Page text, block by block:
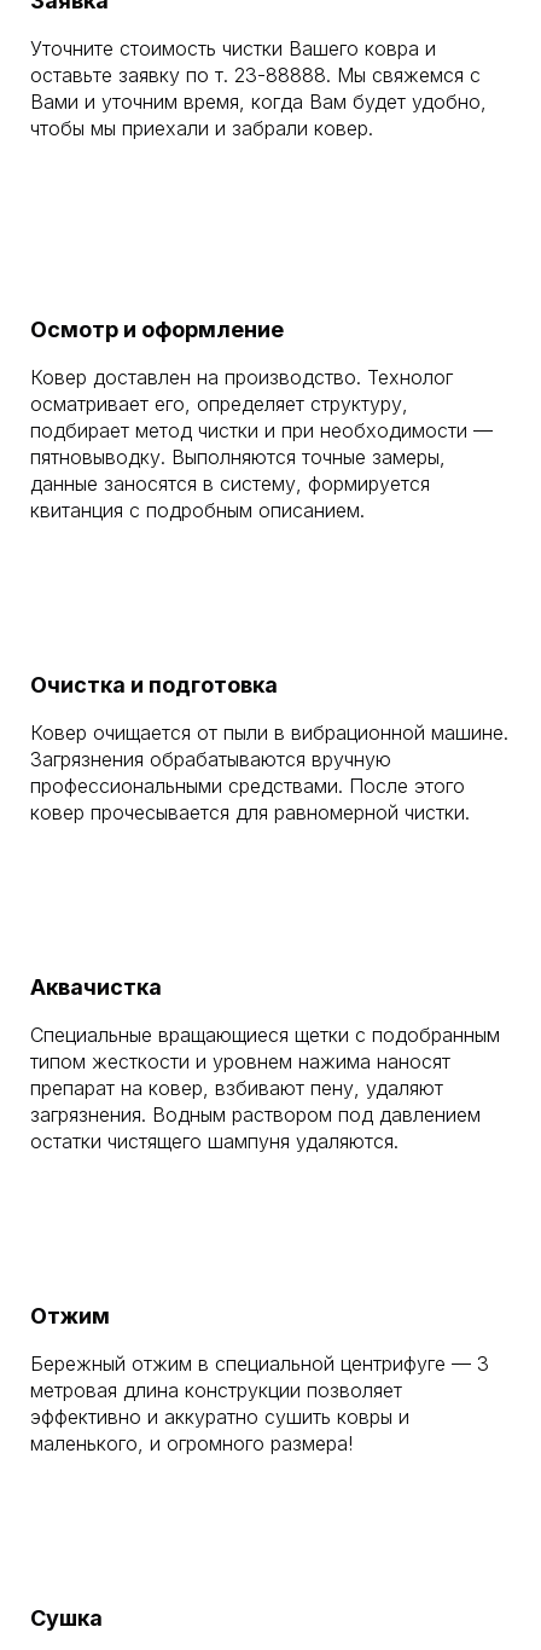
Уточните стоимость чистки Вашего ковра и
оставьте заявку по т. 23-88888. Мы свяжемся с
Вами и уточним время, когда Вам будет удобно,
чтобы мы приехали и забрали ковер.
Осмотр и оформление
Ковер доставлен на производство. Технолог
осматривает его, определяет структуру,
подбирает метод чистки и при необходимости —
пятновыводку. Выполняются точные замеры,
данные заносятся в систему, формируется
квитанция с подробным описанием.
Очистка и подготовка
Ковер очищается от пыли в вибрационной машине.
Загрязнения обрабатываются вручную
профессиональными средствами. После этого
ковер прочесывается для равномерной чистки.
Аквачистка
Специальные вращающиеся щетки с подобранным
типом жесткости и уровнем нажима наносят
препарат на ковер, взбивают пену, удаляют
загрязнения. Водным раствором под давлением
остатки чистящего шампуня удаляются.
Отжим
Бережный отжим в специальной центрифуге — 3
метровая длина конструкции позволяет
эффективно и аккуратно сушить ковры и
маленького, и огромного размера!
Сушка